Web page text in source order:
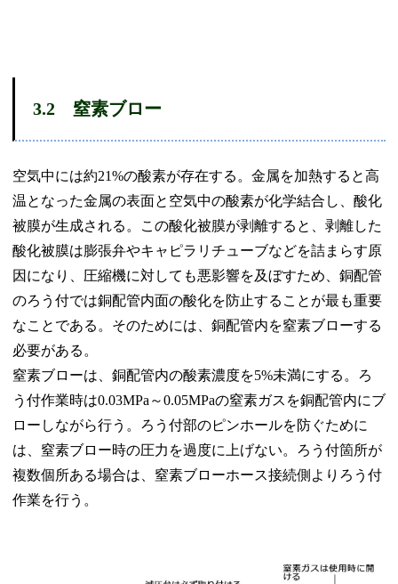
3.2 窒素ブロー
空気中には約21%の酸素が存在する。金属を加熱すると高
温となった金属の表面と空気中の酸素が化学結合し、酸化
被膜が生成される。この酸化被膜が剥離すると、剥離した
酸化被膜は膨張弁やキャピラリチューブなどを詰まらす原
因になり、圧縮機に対しても悪影響を及ぼすため、銅配管
のろう付では銅配管内面の酸化を防止することが最も重要
なことである。そのためには、銅配管内を窒素ブローする
必要がある。
窒素ブローは、銅配管内の酸素濃度を5%未満にする。ろ
う付作業時は0.03MPa～0.05MPaの窒素ガスを銅配管内にブ
ローしながら行う。ろう付部のピンホールを防ぐために
は、窒素ブロー時の圧力を過度に上げない。ろう付箇所が
複数個所ある場合は、窒素ブローホース接続側よりろう付
作業を行う。